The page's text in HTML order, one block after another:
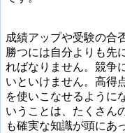
成績アップや受験の合
勝つには自分よりも先
ればなりません。競争
いといけません。高得
を使いこなせるように
いうことは、たくさん
も確実な知識が頭にあ